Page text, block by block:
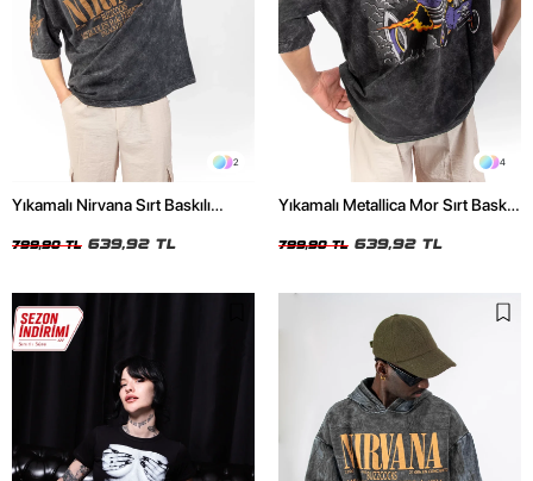
2
Yıkamalı Nirvana Sırt Baskılı
799,90 TL 639,92 TL
4
Yıkamalı Metallica Mor Sırt Baskılı
799,90 TL 639,92 TL